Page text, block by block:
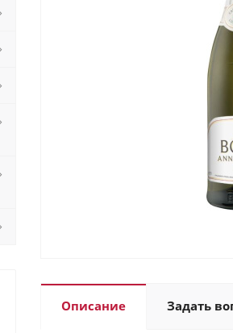
Описание Задать